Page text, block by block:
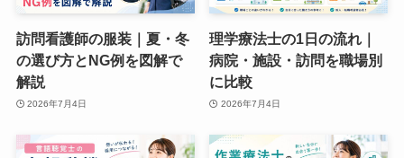
訪問看護師の服装｜夏・冬
の選び方とNG例を図解で
解説
2026年7月4日
理学療法士の1日の流れ｜
病院・施設・訪問を職場別
に比較
2026年7月4日